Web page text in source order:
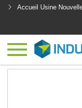
Accueil Usine